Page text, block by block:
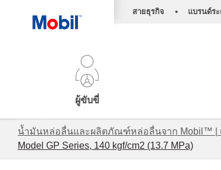
สายธุรกิจ • แบรนด์ร
ผู้ขับขี่
น้ำมันหล่อลื่นและผลิตภัณฑ์หล่อลื่นจาก Mobil™ |
Model GP Series, 140 kgf/cm2 (13.7 MPa)